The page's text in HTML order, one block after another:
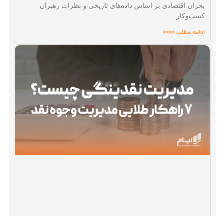
بحران اقتصادی بر اساس داده‌های تاریخی و نظرات رهبران
کسب‌وکار
ادامه مطلب >>>>